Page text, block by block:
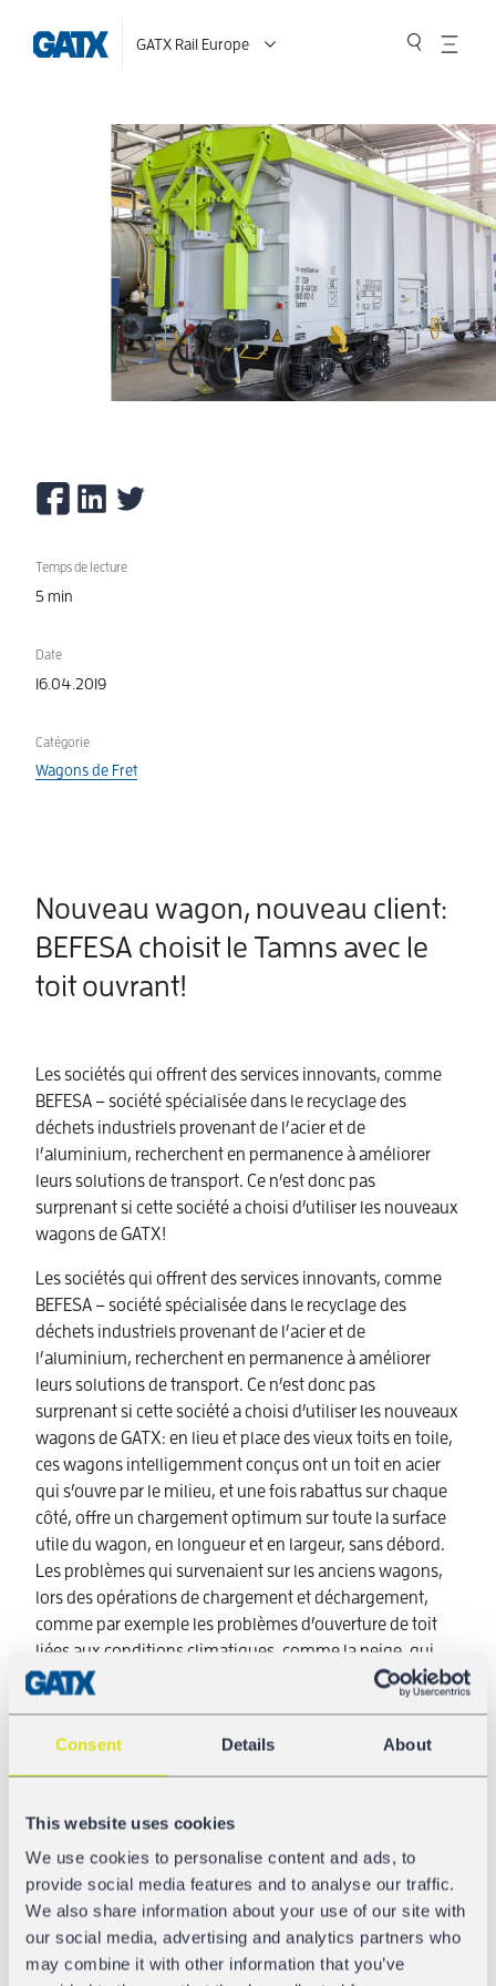
Consent Details About
This website uses cookies
We use cookies to personalise content and ads, to
provide social media features and to analyse our traffic.
We also share information about your use of our site with
our social media, advertising and analytics partners who
may combine it with other information that you’ve
GATX Rail Europe
Temps de lecture
5 min
Date
16.04.2019
Catégorie
Wagons de Fret
Nouveau wagon, nouveau client:
BEFESA choisit le Tamns avec le
toit ouvrant!
Les sociétés qui offrent des services innovants, comme
BEFESA – société spécialisée dans le recyclage des
déchets industriels provenant de l’acier et de
l’aluminium, recherchent en permanence à améliorer
leurs solutions de transport. Ce n’est donc pas
surprenant si cette société a choisi d’utiliser les nouveaux
wagons de GATX!
Les sociétés qui offrent des services innovants, comme
BEFESA – société spécialisée dans le recyclage des
déchets industriels provenant de l’acier et de
l’aluminium, recherchent en permanence à améliorer
leurs solutions de transport. Ce n’est donc pas
surprenant si cette société a choisi d’utiliser les nouveaux
wagons de GATX: en lieu et place des vieux toits en toile,
ces wagons intelligemment conçus ont un toit en acier
qui s’ouvre par le milieu, et une fois rabattus sur chaque
côté, offre un chargement optimum sur toute la surface
utile du wagon, en longueur et en largeur, sans débord.
Les problèmes qui survenaient sur les anciens wagons,
lors des opérations de chargement et déchargement,
comme par exemple les problèmes d’ouverture de toit
liées aux conditions climatiques, comme la neige, qui
faisait dérailler la chaîne, sont ici résolus, et la parfaite
Plus efficace, plus rentable, et 100% étanche, le
nouveau TAMNS
conçus par GATX an collaboration avec Adler Rail et
Tatravagonka, parlent d’eux-mêmes: ces wagons ont un
volume supérieur d’environ 13% et une bien meilleure
charge utile, comparée aux autres wagons actuellement
utilisés sur le marché. Les équipes opérationnelles
apprécieront également la grande facilité d’utilisation: le